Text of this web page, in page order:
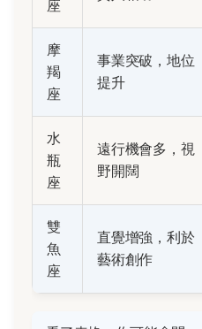
座
摩
羯
座
事業突破，地位
提升
水
瓶
座
遠行機會多，視
野開闊
雙
魚
座
直覺增強，利於
藝術創作